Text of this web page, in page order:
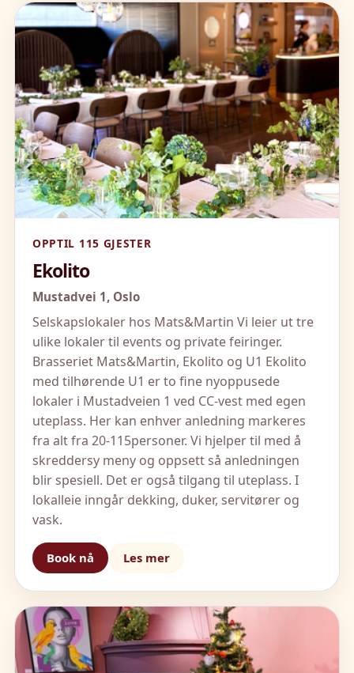
OPPTIL 115 GJESTER
Ekolito
Mustadvei 1, Oslo
Selskapslokaler hos Mats&Martin Vi leier ut tre
ulike lokaler til events og private feiringer.
Brasseriet Mats&Martin, Ekolito og U1 Ekolito
med tilhørende U1 er to fine nyoppusede
lokaler i Mustadveien 1 ved CC-vest med egen
uteplass. Her kan enhver anledning markeres
fra alt fra 20-115personer. Vi hjelper til med å
skreddersy meny og oppsett så anledningen
blir spesiell. Det er også tilgang til uteplass. I
lokalleie inngår dekking, duker, servitører og
vask.
Book nå Les mer